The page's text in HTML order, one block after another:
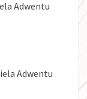
Adwentu
Adwentu